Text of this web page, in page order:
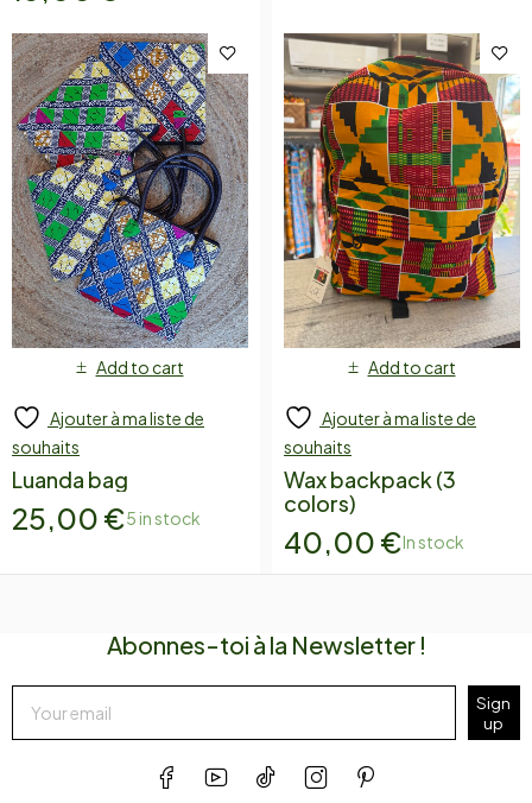
Add to cart
Ajouter à ma liste de
souhaits
Luanda bag
25,00 €5 in stock
Add to cart
Ajouter à ma liste de
souhaits
Wax backpack (3
colors)
40,00 €In stock
Abonnes-toi à la Newsletter !
Sign
up